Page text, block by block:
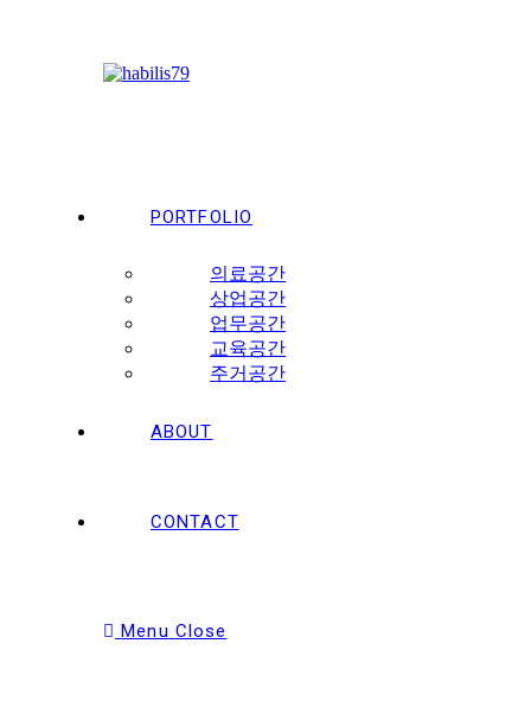
PORTFOLIO
의료공간
상업공간
업무공간
교육공간
주거공간
ABOUT
CONTACT
Menu Close